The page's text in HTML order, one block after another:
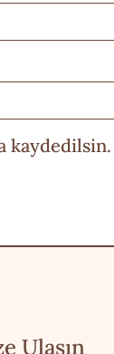
kaydedilsin.
Ulaşın